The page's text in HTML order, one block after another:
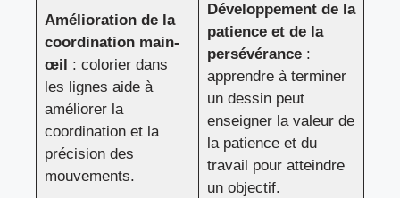
Amélioration de la
coordination main-
œil
: colorier dans
les lignes aide à
améliorer la
coordination et la
précision des
mouvements.
Développement de la
patience et de la
persévérance:
apprendre à terminer
un dessin peut
enseigner la valeur de
la patience et du
travail pour atteindre
un objectif.